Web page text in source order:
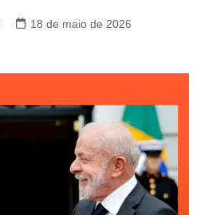
18 de maio de 2026